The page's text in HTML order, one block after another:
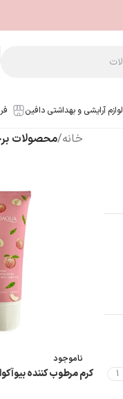
لوازم آرایشی و بهداشتی دافین
1
خانه/محصولات
ناموجود
کرم مرطوب کننده